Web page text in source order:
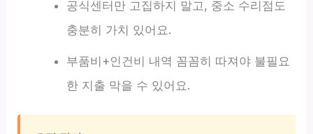
공식센터만 고집하지 말고, 중소 수리점도
충분히 가치 있어요.
부품비+인건비 내역 꼼꼼히 따져야 불필요
한 지출 막을 수 있어요.